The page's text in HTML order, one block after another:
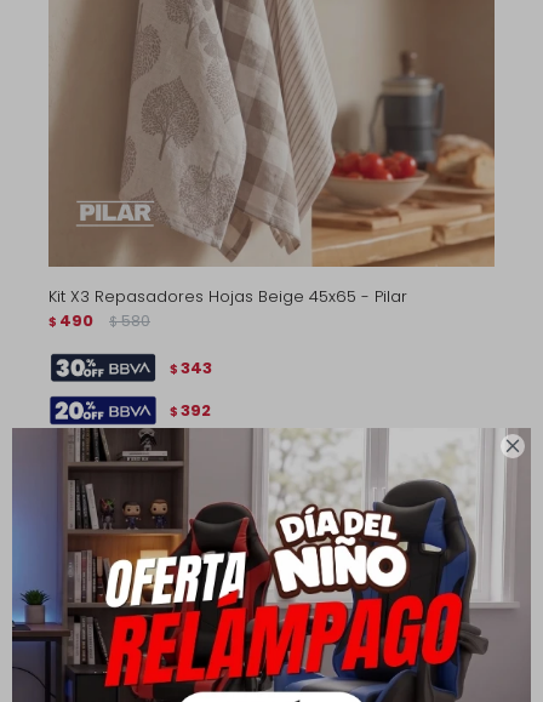

Kit X3 Repasadores Hojas Beige 45x65 - Pilar
$ 490 $ 580
$ 343
$ 392